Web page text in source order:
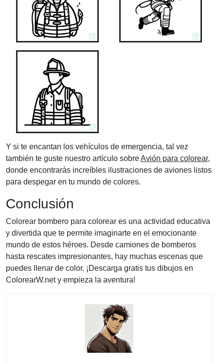
Y si te encantan los vehículos de emergencia, tal vez
también te guste nuestro artículo sobreAvión para colorear,
donde encontrarás increíbles ilustraciones de aviones listos
para despegar en tu mundo de colores.
Conclusión
Colorear bombero para colorear es una actividad educativa
y divertida que te permite imaginarte en el emocionante
mundo de estos héroes. Desde camiones de bomberos
hasta rescates impresionantes, hay muchas escenas que
puedes llenar de color. ¡Descarga gratis tus dibujos en
ColorearW.net y empieza la aventura!